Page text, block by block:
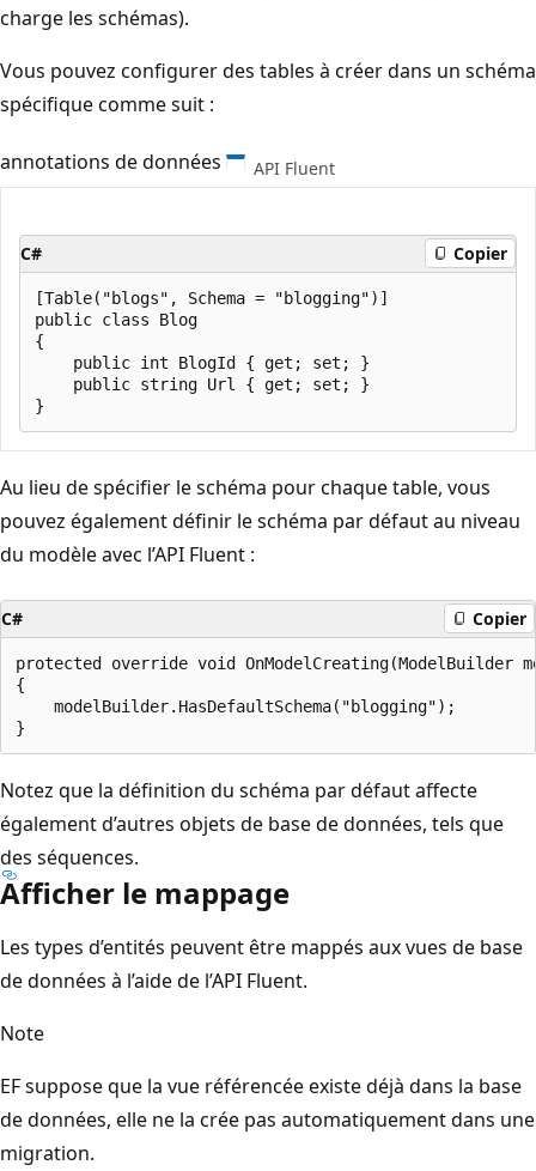
charge les schémas).
Vous pouvez configurer des tables à créer dans un schéma
spécifique comme suit :
annotations de données API Fluent
C# Copier
[Table("blogs", Schema = "blogging")]
public class Blog
{
    public int BlogId { get; set; }
    public string Url { get; set; }
Au lieu de spécifier le schéma pour chaque table, vous
pouvez également définir le schéma par défaut au niveau
du modèle avec l’API Fluent :
C# Copier
protected override void OnModelCreating(ModelBuilder
{
    modelBuilder.HasDefaultSchema("blogging");
Notez que la définition du schéma par défaut affecte
également d’autres objets de base de données, tels que
des séquences.
Afficher le mappage
Les types d’entités peuvent être mappés aux vues de base
de données à l’aide de l’API Fluent.
Note
EF suppose que la vue référencée existe déjà dans la base
de données, elle ne la crée pas automatiquement dans une
migration.